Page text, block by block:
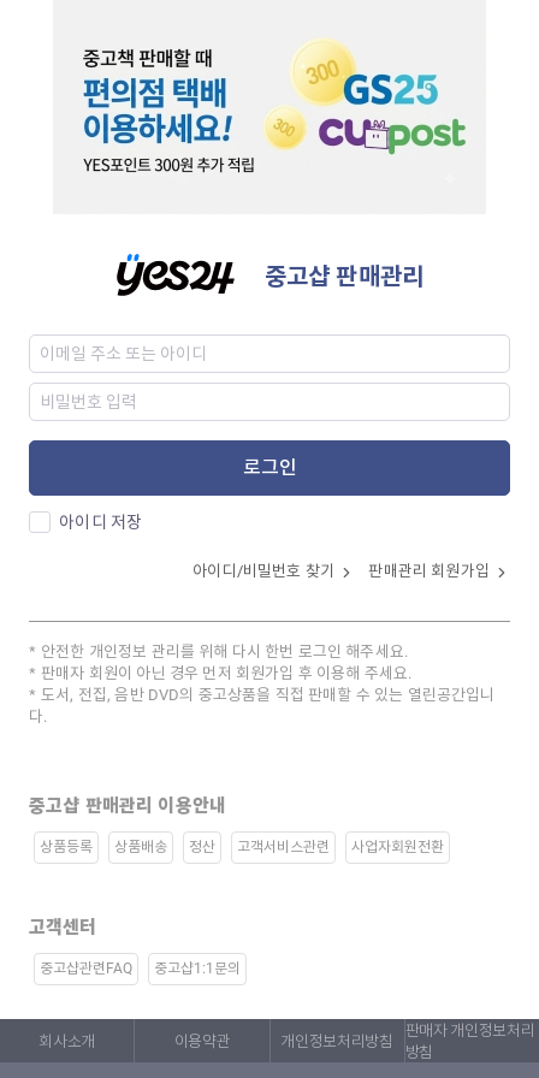
중고샵 판매관리
로그인
아이디 저장
아이디/비밀번호 찾기 판매관리 회원가입
안전한 개인정보 관리를 위해 다시 한번 로그인 해주세요.
판매자 회원이 아닌 경우 먼저 회원가입 후 이용해 주세요.
도서, 전집, 음반 DVD의 중고상품을 직접 판매할 수 있는 열린공간입니
다.
중고샵 판매관리 이용안내
상품등록 상품배송 정산 고객서비스관련 사업자회원전환
고객센터
중고샵관련FAQ 중고샵1:1문의
회사소개 이용약관 개인정보처리방침
판매자 개인정보처리
방침